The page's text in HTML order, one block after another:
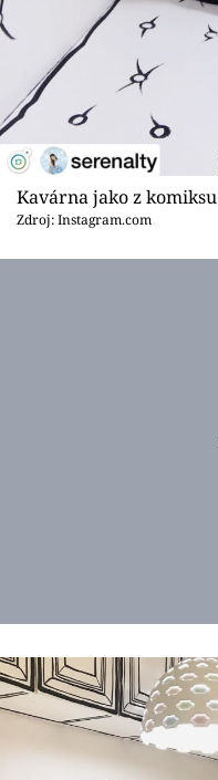
Kavárna jako z komiksu
Zdroj: Instagram.com